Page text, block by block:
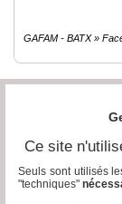
GAFAM - BATX »
Ce site
Seuls sont utilisés
"techniques"